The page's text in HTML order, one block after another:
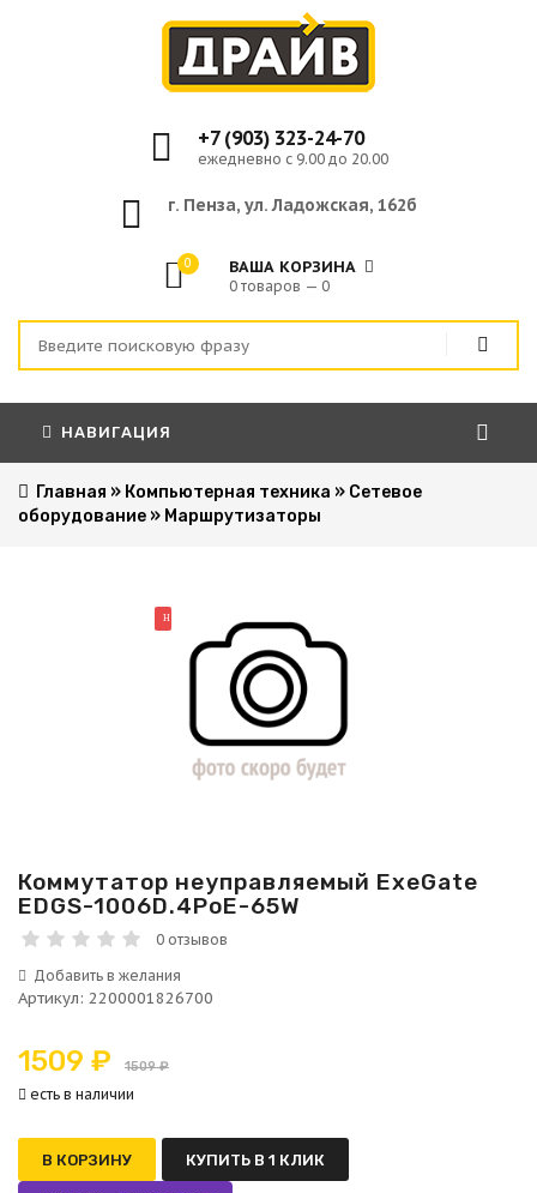
+7 (903) 323-24-70
ежедневно с 9.00 до 20.00
г. Пенза, ул. Ладожская, 162б
0 ВАША КОРЗИНА
0 товаров — 0
НАВИГАЦИЯ
Главная » Компьютерная техника » Сетевое
оборудование » Маршрутизаторы
НОВИНКА
Коммутатор неуправляемый ExeGate
EDGS-1006D.4PoE-65W
0 отзывов
Артикул: 2200001826700
1509 ₽ 1509 ₽
есть в наличии
В КОРЗИНУ КУПИТЬ В 1 КЛИК